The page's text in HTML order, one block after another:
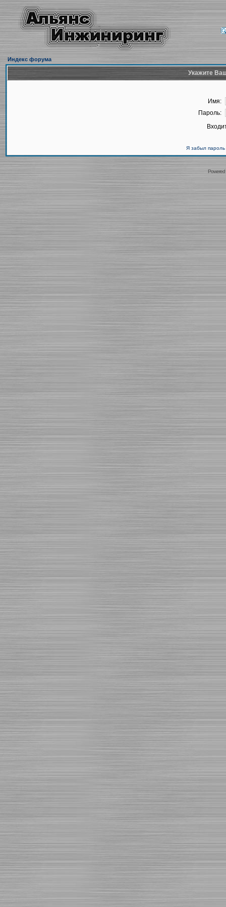
Индекс форума
Укажите
Имя:
Пароль:
Я забыл пароль